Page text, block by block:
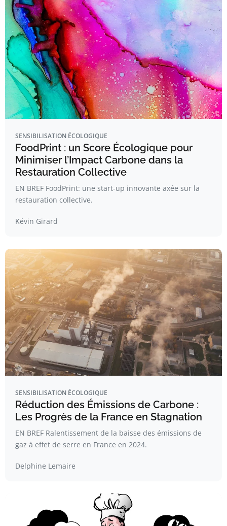
SENSIBILISATION ÉCOLOGIQUE
FoodPrint : un Score Écologique pour
Minimiser l’Impact Carbone dans la
Restauration Collective
EN BREF FoodPrint: une start-up innovante axée sur la
restauration collective.
Kévin Girard
SENSIBILISATION ÉCOLOGIQUE
Réduction des Émissions de Carbone :
Les Progrès de la France en Stagnation
EN BREF Ralentissement de la baisse des émissions de
gaz à effet de serre en France en 2024.
Delphine Lemaire